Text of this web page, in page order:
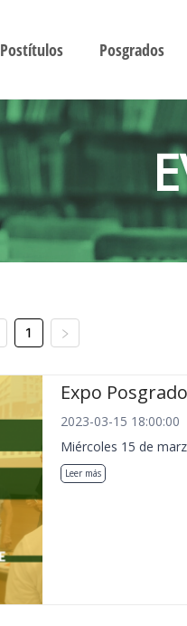
Postítulos Posgrados
1
Expo
2023-03-15 18:00:00
Miércoles 15 de
Leer más